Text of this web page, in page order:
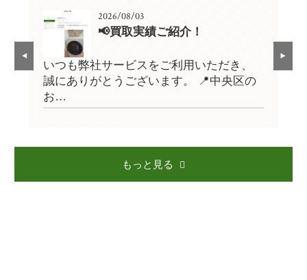
2026/08/03
📢買取実績ご紹介！
いつも弊社サービスをご利用いただき、
誠にありがとうございます。 📍中央区の
お…
もっと見る